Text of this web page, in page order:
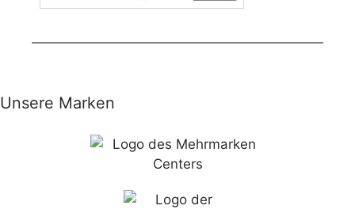
Unsere Marken